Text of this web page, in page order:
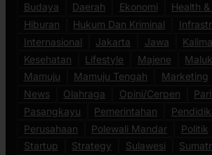
Budaya
Daerah Ekonomi
Health
Hiburan
Hukum Dan Kriminal
Internasional
Jakarta Jawa
Kesehatan
Lifestyle Majene
Mamuju
Mamuju Tengah Marketing
News
Olahraga Opini/Cerpen
Pasangkayu
Pemerintahan
Perusahaan
Polewali Mandar Politik
Startup
Strategy Sulawesi